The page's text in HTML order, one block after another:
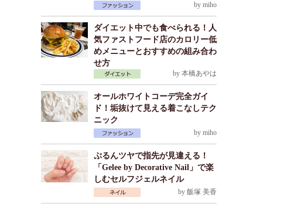
by miho
ダイエット中でも食べられる！人
気ファストフード店のカロリー低
めメニューとおすすめの組み合わ
せ方
by 本橋あやは
オールホワイトコーデ完全ガイ
ド！垢抜けて見える着こなしテク
ニック
by miho
ぷるんツヤで指先が見違える！
「Gelee by Decorative Nail」で楽
しむセルフジェルネイル
by 飯塚 美香